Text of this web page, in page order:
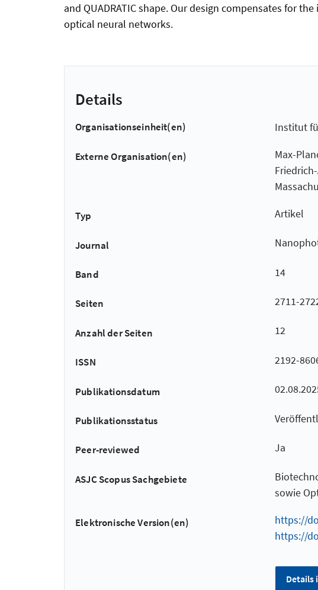
and QUADRATIC shape. Our design compensates for
optical neural networks.
Details
Organisationseinheit(en) Institut
Externe Organisation(en)
Max-
Typ Artikel
Journal
Band 14
Seiten 2711-
Anzahl der Seiten 12
ISSN 2192-
Publikationsdatum
Publikationsstatus
Peer-reviewed Ja
ASJC Scopus Sachgebiete
sowie
Elektronische Version(en) https://
https://
Details